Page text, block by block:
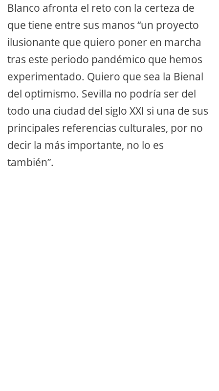
Blanco afronta el reto con la certeza de
que tiene entre sus manos “un proyecto
ilusionante que quiero poner en marcha
tras este periodo pandémico que hemos
experimentado. Quiero que sea la Bienal
del optimismo. Sevilla no podría ser del
todo una ciudad del siglo XXI si una de sus
principales referencias culturales, por no
decir la más importante, no lo es
también”.